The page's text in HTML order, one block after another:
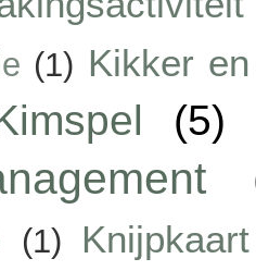
(1) Kikker
(5)
(1)
Knijpkaart